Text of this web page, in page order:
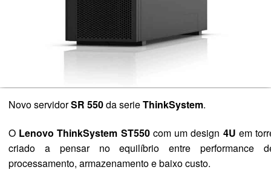
Novo servidorSR 550da serieThinkSystem.
O Lenovo ThinkSystem ST550com um design 4U em
criado a pensar no equilíbrio entre performance
processamento, armazenamento e baixo custo.